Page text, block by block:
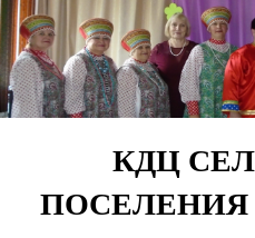
Перейти
к
содержимому
КДЦ